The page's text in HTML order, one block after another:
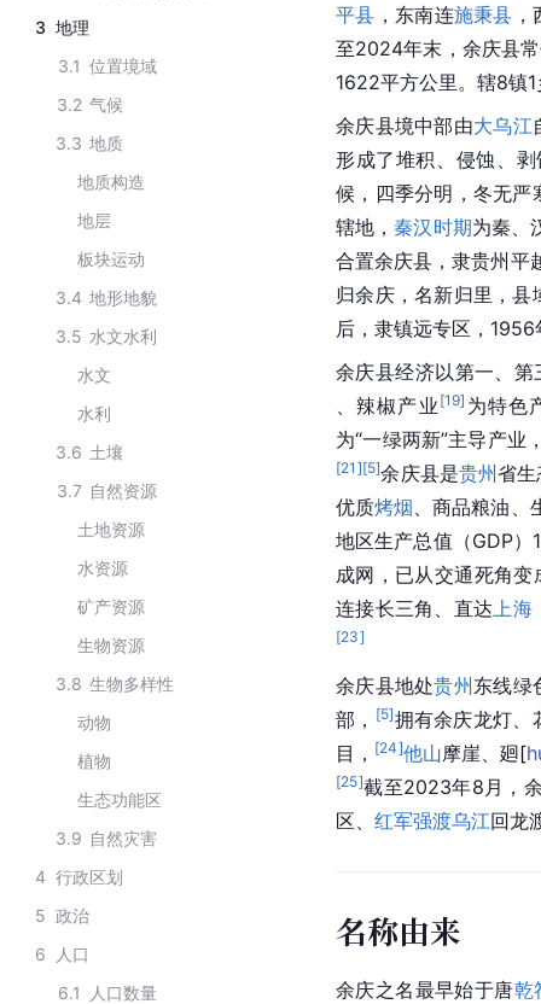
3 地理
3.1 位置境域
3.2 气候
3.3 地质
地质构造
地层
板块运动
3.4 地形地貌
3.5 水文水利
水文
水利
3.6 土壤
3.7 自然资源
土地资源
水资源
矿产资源
生物资源
3.8 生物多样性
动物
植物
生态功能区
3.9 自然灾害
4 行政区划
5 政治
6
人口
6.1
人口数量
平县 ，东南连施秉县
至2024年末，余庆县
1622平方公里。辖8镇
余庆县境中部由大乌江
形成了堆积、侵蚀、
候，四季分明，冬无严
辖地，秦汉时期为秦、
合置余庆县，隶贵州平
归余庆，名新归里，
后，隶镇远专区 ，
余庆县经济以第一、第
、辣椒产业 [19] 为特色
为“一绿两新”主导产业
[21 ][5]余庆县是贵州省生
优质烤烟 、商品粮油
地区生产总值（GDP）
成网，已从交通死角
连接长三角、直达 上海
[23]
余庆县地处贵州东线绿
部， [5]拥有余庆龙灯、
目， [24]他山摩崖、 廻[
[25]截至2023年8月，
区、 红军强渡乌江回龙
名称由来
余庆之名最早始于唐乾